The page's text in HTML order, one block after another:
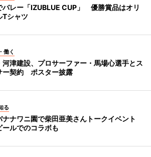
バレー「IZUBLUE CUP」 優勝賞品はオリ
Tシャツ
働く
河津建設、プロサーファー・馬場心選手とス
ー契約 ポスター披露
る
ナナワニ園で柴田亜美さんトークイベント
ールでのコラボも